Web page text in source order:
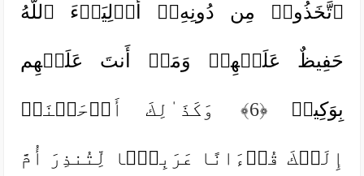
ٱتَّخَذُوا۟ مِن دُونِهِۦۤ أَوۡلِیَاۤءَ ٱللَّهُ
حَفِیظٌ عَلَیۡهِمۡ وَمَاۤ أَنتَ عَلَیۡهِم
بِوَكِیلࣲ ﴿6﴾ وَكَذَ ٰ⁠لِكَ أَوۡحَیۡنَاۤ
إِلَیۡكَ قُرۡءَانًا عَرَبِیࣰّا لِّتُنذِرَ أُمَّ